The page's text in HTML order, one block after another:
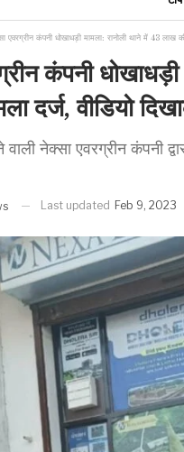
एवरग्रीन कंपनी धोखाधड़ी मामला: रानोली थाने में 43 लाख
कंपनी
दर्ज, वीडियो
नेक्सा एवरग्रीन कंपनी
Last updated Feb 9, 2023